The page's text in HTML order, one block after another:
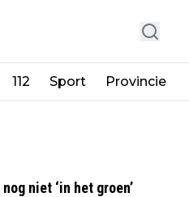
112 Sport Provincie
niet ‘in het groen’